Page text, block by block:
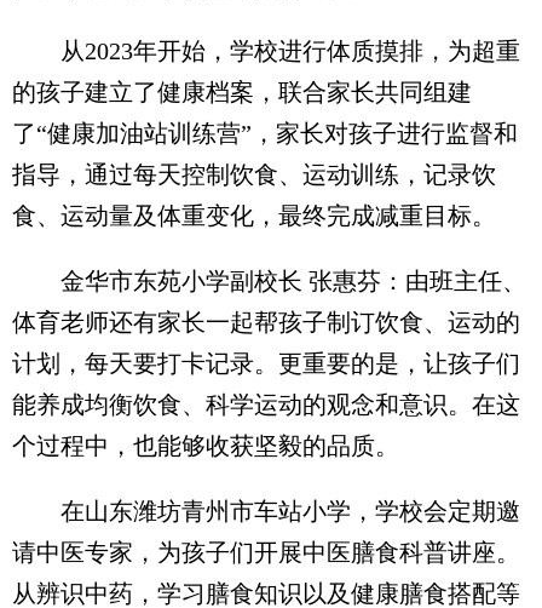
从2023年开始，学校进行体质摸排，为超重
的孩子建立了健康档案，联合家长共同组建
了“健康加油站训练营”，家长对孩子进行监督和
指导，通过每天控制饮食、运动训练，记录饮
食、运动量及体重变化，最终完成减重目标。
金华市东苑小学副校长 张惠芬：由班主任、
体育老师还有家长一起帮孩子制订饮食、运动的
计划，每天要打卡记录。更重要的是，让孩子们
能养成均衡饮食、科学运动的观念和意识。在这
个过程中，也能够收获坚毅的品质。
在山东潍坊青州市车站小学，学校会定期邀
请中医专家，为孩子们开展中医膳食科普讲座。
从辨识中药，学习膳食知识以及健康膳食搭配等